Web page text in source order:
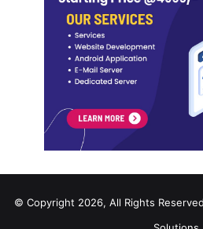
© Copyright 2026, All Rights